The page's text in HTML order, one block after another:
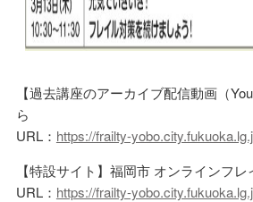
【過去講座のアーカイブ配信動画（
ら
URL： https://frailty-
【特設サイト】福岡市 オンラインフ
URL： https://frailty-